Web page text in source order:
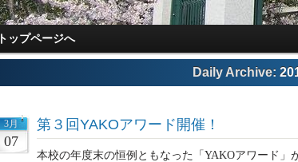
トップページへ
Daily Archive:
3月
07
第３回YAKOアワード開催！
本校の年度末の恒例ともなった「YAKOアワード